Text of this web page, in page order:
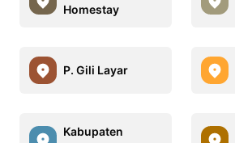
Homestay
P. Gili Layar
Kabupaten